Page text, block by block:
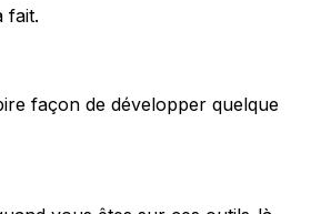
fait.
façon de développer quelque